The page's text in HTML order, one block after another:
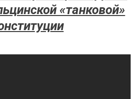
«танковой»